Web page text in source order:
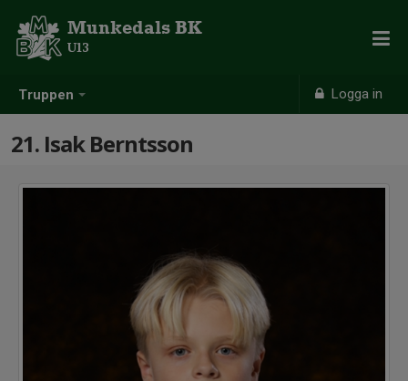
Truppen Logga in
Munkedals BK
U13
21. Isak Berntsson